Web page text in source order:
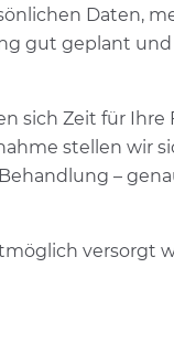
Daten,
gut geplant
sich Zeit für Ihre
stellen wir
–
versorgt